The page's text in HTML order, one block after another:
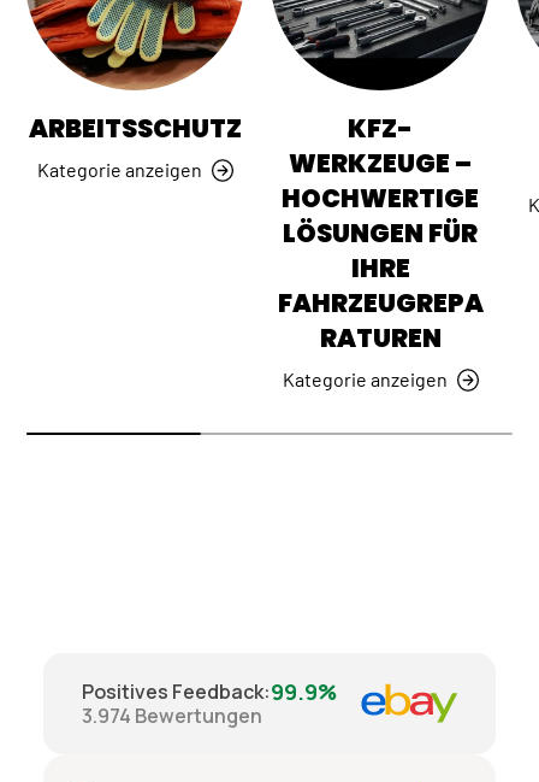
ARBEITSSCHUTZ
Kategorie anzeigen
KFZ-
WERKZEUGE –
HOCHWERTIGE
LÖSUNGEN FÜR
IHRE
FAHRZEUGREPA
RATUREN
Kategorie anzeigen
Positives Feedback:99.9%
3.974 Bewertungen